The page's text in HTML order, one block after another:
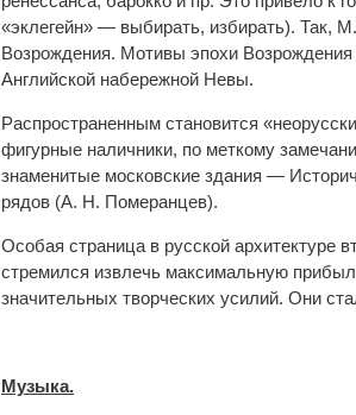
«эклегейн» — выбирать, избирать). Так,
Возрождения. Мотивы эпохи Возрождения
Английской набережной Невы.
Распространенным становится
фигурные наличники, по меткому
знаменитые московские здания —
рядов (А. Н. Померанцев).
Особая страница в русской архитектуре
стремился извлечь максимальную
значительных творческих усилий. Они
Музыка.